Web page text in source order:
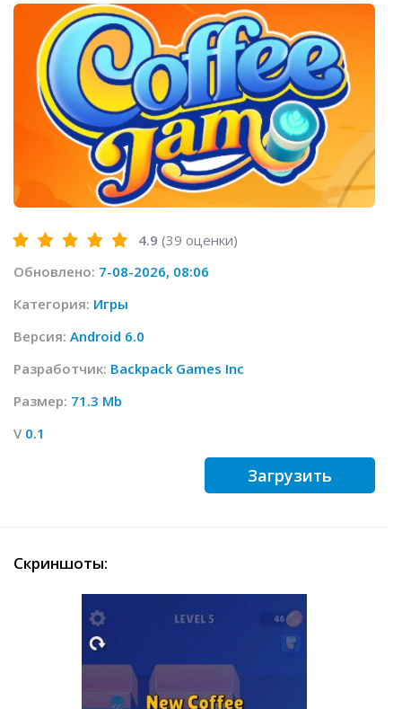
4.9 (39 оценки)
Обновлено: 7-08-2026, 08:06
Категория: Игры
Версия: Android 6.0
Разработчик: Backpack Games Inc
Размер: 71.3 Mb
V 0.1
Загрузить
Скриншоты: